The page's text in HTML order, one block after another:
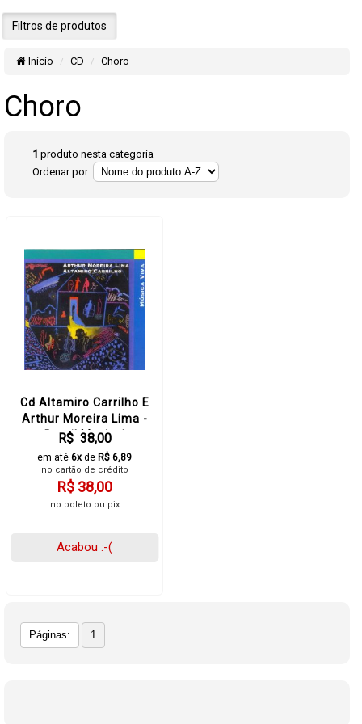
Filtros de produtos
Início CD Choro
Choro
1 produto nesta categoria
Ordenar por:
Cd Altamiro Carrilho E
Arthur Moreira Lima -
Brasil Musical
R$ 38,00
em até 6xde R$ 6,89
no cartão de crédito
R$ 38,00
no boleto ou pix
Acabou :-(
Páginas: 1